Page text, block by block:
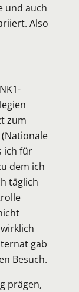
und auch
Also
zum
(Nationale
ich für
dem ich
täglich
gab
Besuch.
prägen,